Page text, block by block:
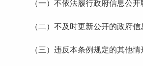
（一）不依法履行政府信息公开
（二）不及时更新公开的政府信
（三）违反本条例规定的其他情